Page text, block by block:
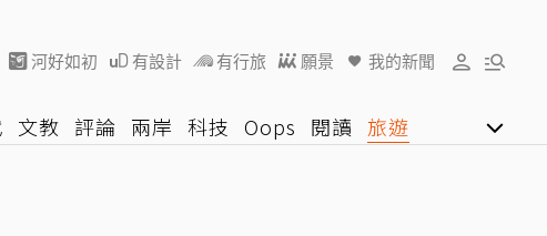
河好如初 有設計 有行旅 願景 我的新聞
文教 評論 兩岸 科技 Oops 閱讀 旅遊